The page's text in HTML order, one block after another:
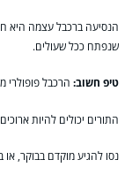
שנפתח ככל שעולים.
טיפ חשוב: הרכבל פופולרי
התורים יכולים להיות
נסו להגיע מוקדם בבוקר,